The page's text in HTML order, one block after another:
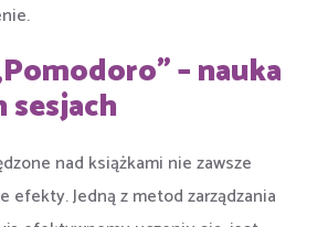
– nauka
nad książkami nie zawsze
efekty. Jedną z metod zarządzania